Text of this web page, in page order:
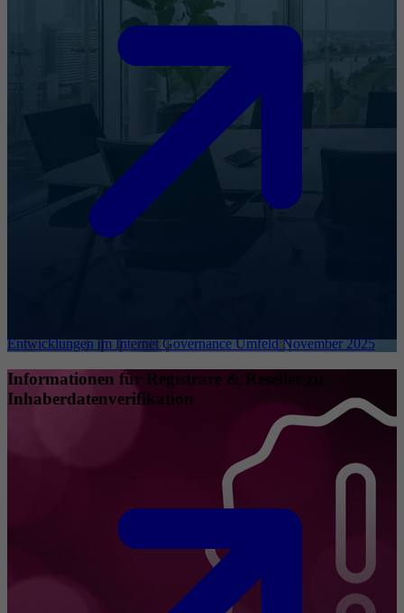
Entwicklungen im Internet Governance Umfeld November 2025
Informationen für Registrare & Reseller zu
Inhaberdatenverifikation